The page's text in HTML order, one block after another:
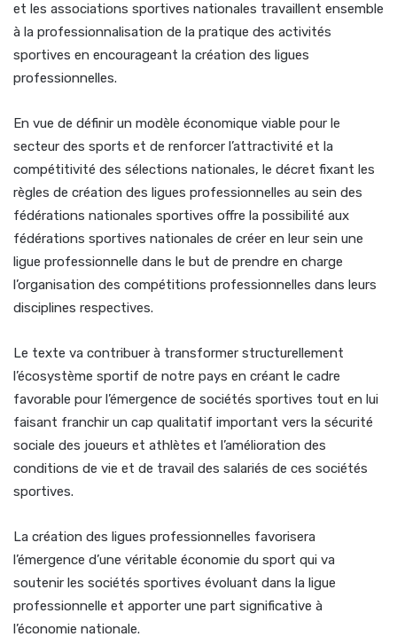
et les associations sportives nationales travaillent ensemble
à la professionnalisation de la pratique des activités
sportives en encourageant la création des ligues
professionnelles.
En vue de définir un modèle économique viable pour le
secteur des sports et de renforcer l’attractivité et la
compétitivité des sélections nationales, le décret fixant les
règles de création des ligues professionnelles au sein des
fédérations nationales sportives offre la possibilité aux
fédérations sportives nationales de créer en leur sein une
ligue professionnelle dans le but de prendre en charge
l’organisation des compétitions professionnelles dans leurs
disciplines respectives.
Le texte va contribuer à transformer structurellement
l’écosystème sportif de notre pays en créant le cadre
favorable pour l’émergence de sociétés sportives tout en lui
faisant franchir un cap qualitatif important vers la sécurité
sociale des joueurs et athlètes et l’amélioration des
conditions de vie et de travail des salariés de ces sociétés
sportives.
La création des ligues professionnelles favorisera
l’émergence d’une véritable économie du sport qui va
soutenir les sociétés sportives évoluant dans la ligue
professionnelle et apporter une part significative à
l’économie nationale.